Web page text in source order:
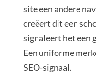
site een andere
creëert dit een
signaleert het een
Een uniforme
SEO-signaal.